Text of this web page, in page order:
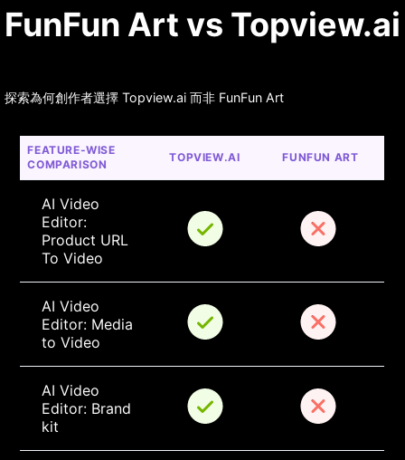
FunFun Art vs Topview.ai
探索為何創作者選擇 Topview.ai 而非 FunFun Art
FEATURE-WISE
COMPARISON
TOPVIEW.AI FUNFUN ART
AI Video
Editor:
Product URL
To Video
AI Video
Editor: Media
to Video
AI Video
Editor: Brand
kit